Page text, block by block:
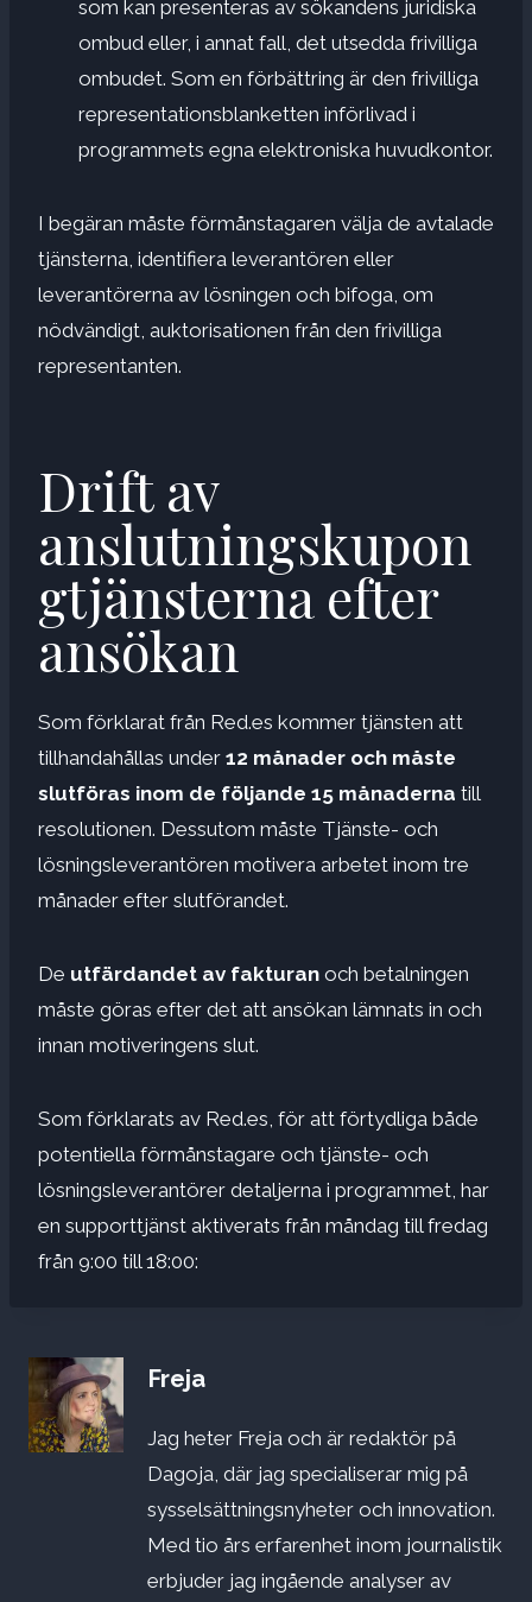
som kan presenteras av sökandens juridiska
ombud eller, i annat fall, det utsedda frivilliga
ombudet. Som en förbättring är den frivilliga
representationsblanketten införlivad i
programmets egna elektroniska huvudkontor.
I begäran måste förmånstagaren välja de avtalade
tjänsterna, identifiera leverantören eller
leverantörerna av lösningen och bifoga, om
nödvändigt, auktorisationen från den frivilliga
representanten.
Drift av
anslutningskupon
gtjänsterna efter
ansökan
Som förklarat från Red.es kommer tjänsten att
tillhandahållas under 12 månader och måste
slutföras inom de följande 15 månaderna till
resolutionen. Dessutom måste Tjänste- och
lösningsleverantören motivera arbetet inom tre
månader efter slutförandet.
De utfärdandet av fakturan och betalningen
måste göras efter det att ansökan lämnats in och
innan motiveringens slut.
Som förklarats av Red.es, för att förtydliga både
potentiella förmånstagare och tjänste- och
lösningsleverantörer detaljerna i programmet, har
en supporttjänst aktiverats från måndag till fredag ​​
från 9:00 till 18:00:
Freja
Jag heter Freja och är redaktör på
Dagoja, där jag specialiserar mig på
sysselsättningsnyheter och innovation.
Med tio års erfarenhet inom journalistik
erbjuder jag ingående analyser av